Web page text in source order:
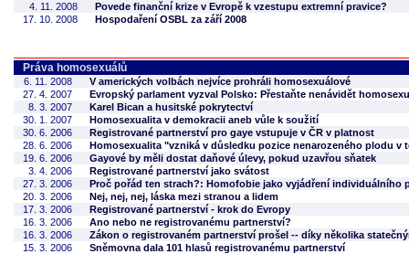
4. 11. 2008
Povede finanční krize v Evropě k vzestupu extremní pravice?
17. 10. 2008
Hospodaření OSBL za září 2008
Práva homosexuálů
6. 11. 2008
V amerických volbách nejvíce prohráli homosexuálové
27. 4. 2007
Evropský parlament vyzval Polsko: Přestaňte nenávidět
8. 3. 2007
Karel Bican a husitské pokrytectví
30. 1. 2007
Homosexualita v demokracii aneb vůle k soužití
30. 6. 2006
Registrované partnerství pro gaye vstupuje v ČR v platnost
28. 6. 2006
Homosexualita "vzniká v důsledku pozice nenarozeného plodu v
19. 6. 2006
Gayové by měli dostat daňové úlevy, pokud uzavřou sňatek
3. 4. 2006
Registrované partnerství jako svátost
27. 3. 2006
Proč pořád ten strach?: Homofobie jako vyjádření individuálního
20. 3. 2006
Nej, nej, nej, láska mezi stranou a lidem
17. 3. 2006
Registrované partnerství - krok do Evropy
16. 3. 2006
Ano nebo ne registrovanému partnerství?
16. 3. 2006
Zákon o registrovaném partnerství prošel -- díky několika
15. 3. 2006
Sněmovna dala 101 hlasů registrovanému partnerství